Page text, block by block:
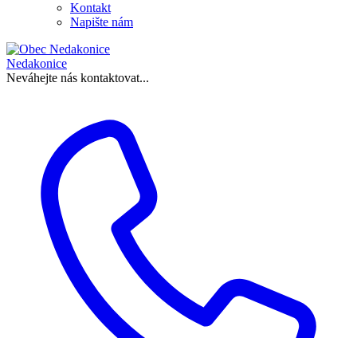
Kontakt
Napište nám
Nedakonice
Neváhejte nás kontaktovat...